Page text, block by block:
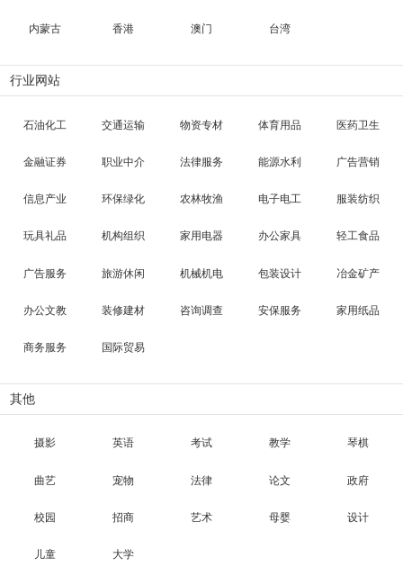
内蒙古 香港 澳门 台湾
行业网站
石油化工 交通运输 物资专材 体育用品 医药卫生
金融证券 职业中介 法律服务 能源水利 广告营销
信息产业 环保绿化 农林牧渔 电子电工 服装纺织
玩具礼品 机构组织 家用电器 办公家具 轻工食品
广告服务 旅游休闲 机械机电 包装设计 冶金矿产
办公文教 装修建材 咨询调查 安保服务 家用纸品
商务服务 国际贸易
其他
摄影 英语 考试 教学 琴棋
曲艺 宠物 法律 论文 政府
校园 招商 艺术 母婴 设计
儿童 大学